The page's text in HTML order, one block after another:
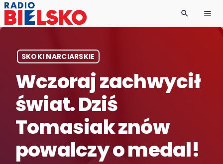
search menu
SKOKI NARCIARSKIE
Wczoraj zachwycił
świat. Dziś
Tomasiak znów
powalczy o medal!